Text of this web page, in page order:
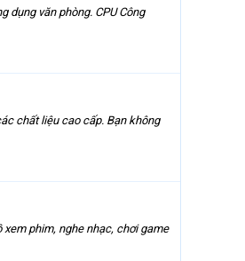
dụng văn phòng. CPU Công
chất liệu cao cấp. Bạn không
xem phim, nghe nhạc, chơi game